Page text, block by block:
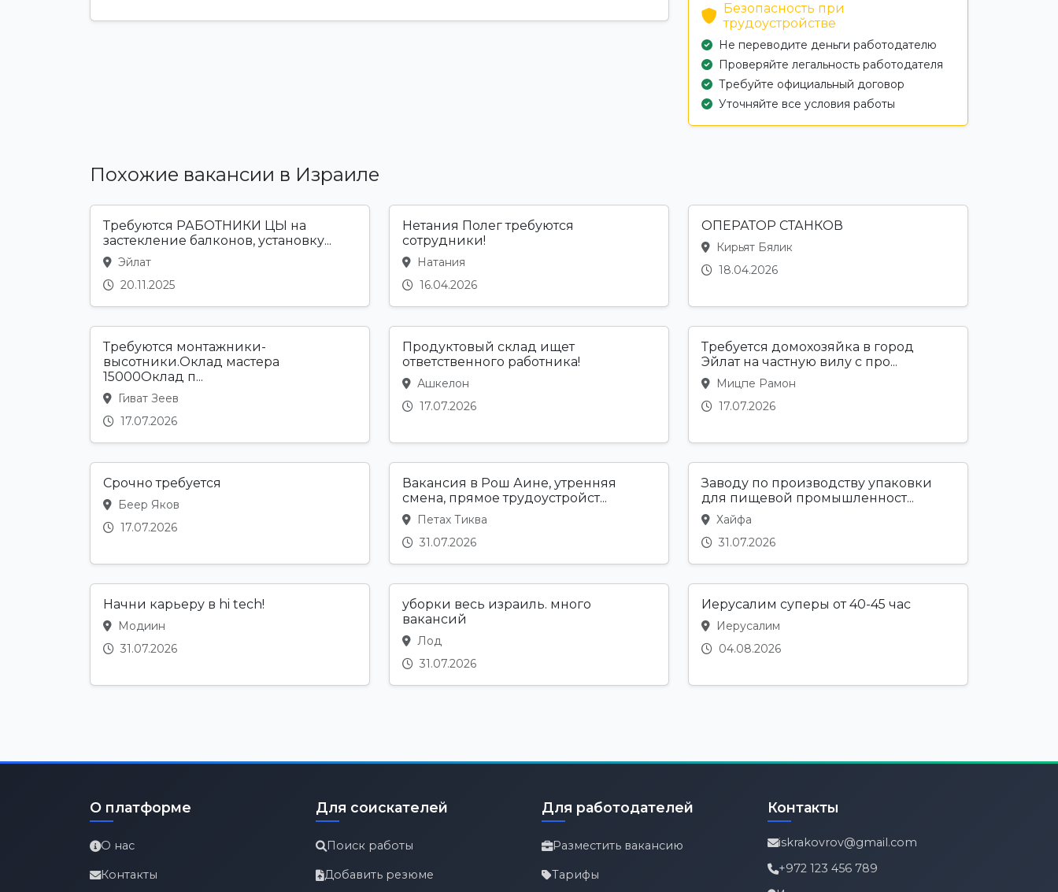
Безопасность при
трудоустройстве
Не переводите деньги работодателю
Проверяйте легальность работодателя
Требуйте официальный договор
Уточняйте все условия работы
Похожие вакансии в Израиле
Требуются РАБОТНИКИ ЦЫ на
застекление балконов, установку...
Эйлат
20.11.2025
Нетания Полег требуются
сотрудники!
Натания
16.04.2026
ОПЕРАТОР СТАНКОВ
Кирьят Бялик
18.04.2026
Требуются монтажники-
высотники.Оклад мастера
15000Оклад п...
Гиват Зеев
17.07.2026
Продуктовый склад ищет
ответственного работника!
Ашкелон
17.07.2026
Требуется домохозяйка в город
Эйлат на частную вилу с про...
Мицпе Рамон
17.07.2026
Срочно требуется
Беер Яков
17.07.2026
Вакансия в Рош Аине, утренняя
смена, прямое трудоустройст...
Петах Тиква
31.07.2026
Заводу по производству упаковки
для пищевой промышленност...
Хайфа
31.07.2026
Начни карьеру в hi tech!
Модиин
31.07.2026
уборки весь израиль. много
вакансий
Лод
31.07.2026
Иерусалим суперы от 40-45 час
Иерусалим
04.08.2026
О платформе
О нас
Контакты
Для соискателей
Поиск работы
Добавить резюме
Для работодателей
Разместить вакансию
Тарифы
Контакты
iskrakovrov@gmail.com
+972 123 456 789